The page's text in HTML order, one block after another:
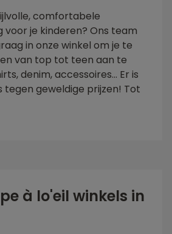
comfortabele
voor je kinderen? Ons team
in onze winkel om je te
van top tot teen aan te
denim, accessoires... Er is
tegen geweldige prijzen! Tot
à lo'eil winkels in